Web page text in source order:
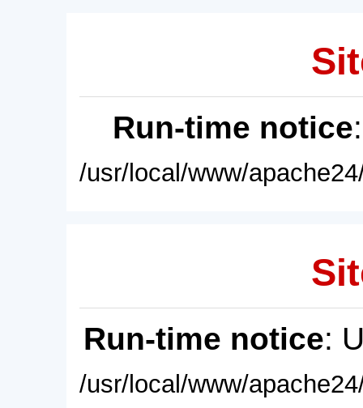
Run-time notice
/usr/local/www/
Run-time notice:
/usr/local/www/